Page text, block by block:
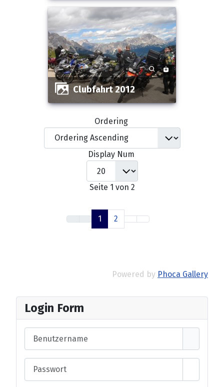
Clubfahrt 2012
Ordering
Display Num
Seite 1 von 2
1 2
Powered by Phoca Gallery
Login Form